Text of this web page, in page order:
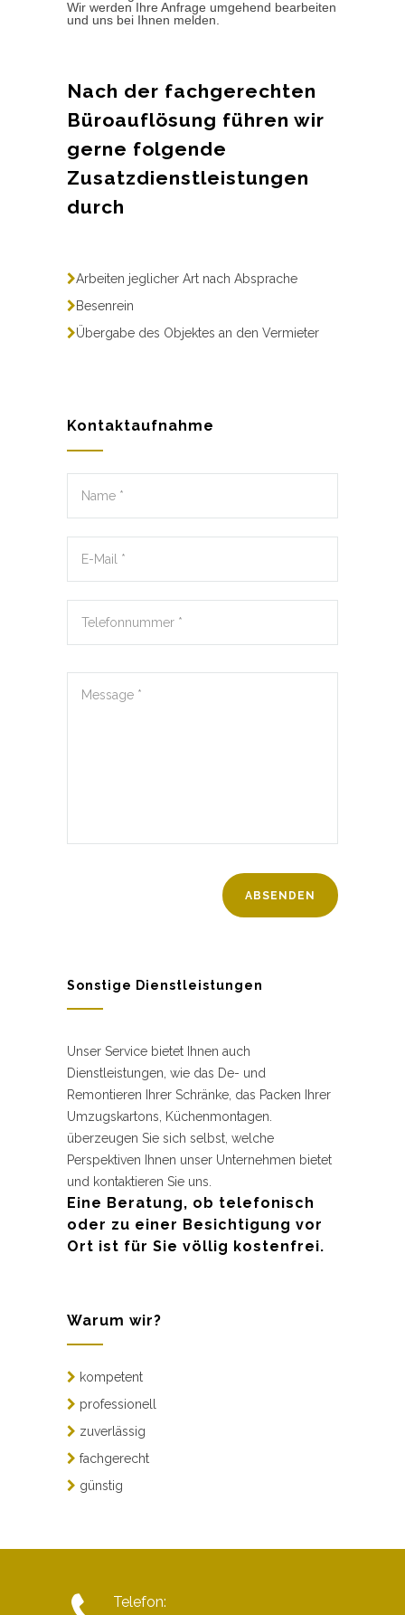
Wir werden Ihre Anfrage umgehend bearbeiten
und uns bei Ihnen melden.
Nach der fachgerechten
Büroauflösung führen wir
gerne folgende
Zusatzdienstleistungen
durch
Arbeiten jeglicher Art nach Absprache
Besenrein
Übergabe des Objektes an den Vermieter
Kontaktaufnahme
Sonstige Dienstleistungen
Unser Service bietet Ihnen auch
Dienstleistungen, wie das De- und
Remontieren Ihrer Schränke, das Packen Ihrer
Umzugskartons, Küchenmontagen.
überzeugen Sie sich selbst, welche
Perspektiven Ihnen unser Unternehmen bietet
und kontaktieren Sie uns.
Eine Beratung, ob telefonisch
oder zu einer Besichtigung vor
Ort ist für Sie völlig kostenfrei.
Warum wir?
kompetent
professionell
zuverlässig
fachgerecht
günstig
Telefon: